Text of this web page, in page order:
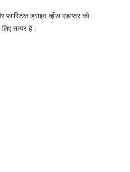
ड्राइव व्हील एडाप्टर को
तत्पर हैं।